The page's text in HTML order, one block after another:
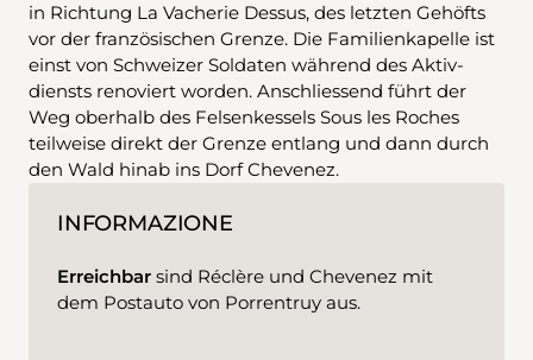
in Richtung La Vacherie Dessus, des letzten Gehöfts
vor der französischen Grenze. Die Familienkapelle ist
einst von Schweizer Soldaten während des Aktiv-
diensts renoviert worden. Anschliessend führt der
Weg oberhalb des Felsenkessels Sous les Roches
teilweise direkt der Grenze entlang und dann durch
den Wald hinab ins Dorf Chevenez.
INFORMAZIONE
Erreichbar sind Réclère und Chevenez mit
dem Postauto von Porrentruy aus.